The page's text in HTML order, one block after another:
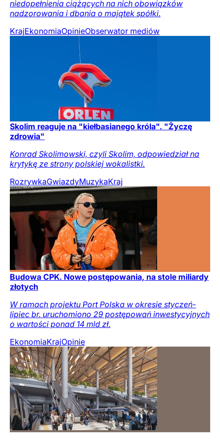
niedopełnienia ciążących na nich obowiązków
nadzorowania i dbania o majątek spółki.
KrajEkonomiaOpinieObserwator mediów
Skolim reaguje na "kiełbasianego króla". "Życzę
zdrowia"
Konrad Skolimowski, czyli Skolim, odpowiedział na
krytykę ze strony polskiej wokalistki.
RozrywkaGwiazdyMuzykaKraj
Budowa CPK. Nowe postępowania, na stole miliardy
złotych
W ramach projektu Port Polska w okresie styczeń-
lipiec br. uruchomiono 29 postępowań inwestycyjnych
o wartości ponad 14 mld zł.
EkonomiaKrajOpinie